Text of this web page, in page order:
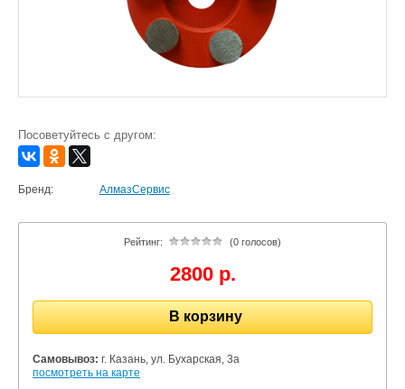
Посоветуйтесь с другом:
Бренд: АлмазСервис
Рейтинг: (0 голосов)
2800 р.
В корзину
Самовывоз: г. Казань, ул. Бухарская, 3а
посмотреть на карте